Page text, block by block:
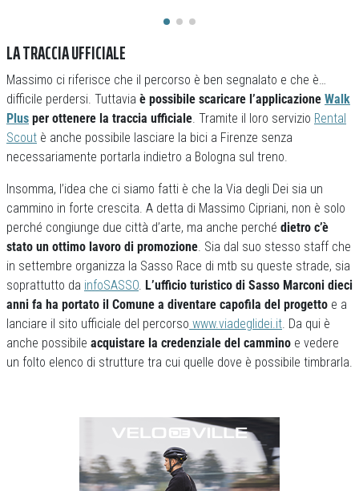
LA TRACCIA UFFICIALE
Massimo ci riferisce che il percorso è ben segnalato e che è…
difficile perdersi. Tuttavia è possibile scaricare l’applicazione Walk
Plus per ottenere la traccia ufficiale . Tramite il loro servizio Rental
Scout è anche possibile lasciare la bici a Firenze senza
necessariamente portarla indietro a Bologna sul treno.
Insomma, l’idea che ci siamo fatti è che la Via degli Dei sia un
cammino in forte crescita. A detta di Massimo Cipriani, non è solo
perché congiunge due città d’arte, ma anche perché dietro c’è
stato un ottimo lavoro di promozione . Sia dal suo stesso staff che
in settembre organizza la Sasso Race di mtb su queste strade, sia
soprattutto da infoSASSO L’ufficio turistico di Sasso Marconi dieci
anni fa ha portato il Comune a diventare capofila del progetto e a
lanciare il sito ufficiale del percorso www.viadeglidei.it . Da qui è
anche possibile acquistare la credenziale del cammino e vedere
un folto elenco di strutture tra cui quelle dove è possibile timbrarla.